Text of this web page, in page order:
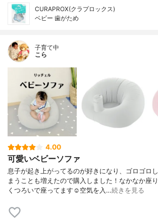
CURAPROX(クラプロックス)
ベビー 歯がため
子育て中
こら
4.00
可愛いベビーソファ
息子が起き上がってるのが好きになり、ゴロゴロ
まうことも増えたので購入しました！なかなか座
くつろいで座ってます☺️空気を入…続きを見る